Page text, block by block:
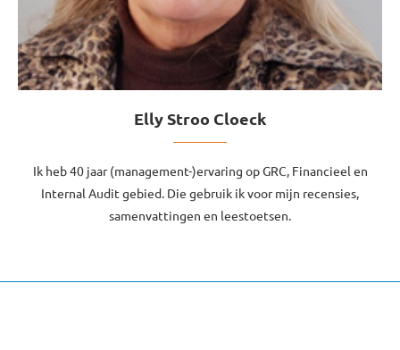
Elly Stroo Cloeck
Ik heb 40 jaar (management-)ervaring op GRC, Financieel en
Internal Audit gebied. Die gebruik ik voor mijn recensies,
samenvattingen en leestoetsen.